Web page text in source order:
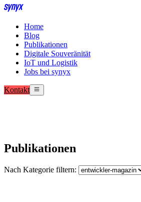
Home
Blog
Publikationen
Digitale Souveränität
IoT und Logistik
Jobs bei synyx
Kontakt
Publikationen
Nach Kategorie filtern: